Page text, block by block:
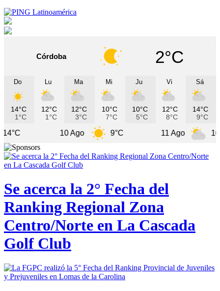
Córdoba 2°C
Do
14°C
1°C
Lu
12°C
1°C
Ma
12°C
3°C
Mi
10°C
7°C
Ju
10°C
5°C
Vi
12°C
8°C
Sá
14°C
9°C
9°C 10°C
Se acerca la 2° Fecha del
Ranking Regional Zona
Centro/Norte en La Cascada
Golf Club